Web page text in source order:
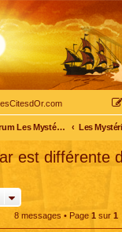
Forum Les Mystérieuses Cités d'Or
est différente
8 messages • Page 1 sur 1